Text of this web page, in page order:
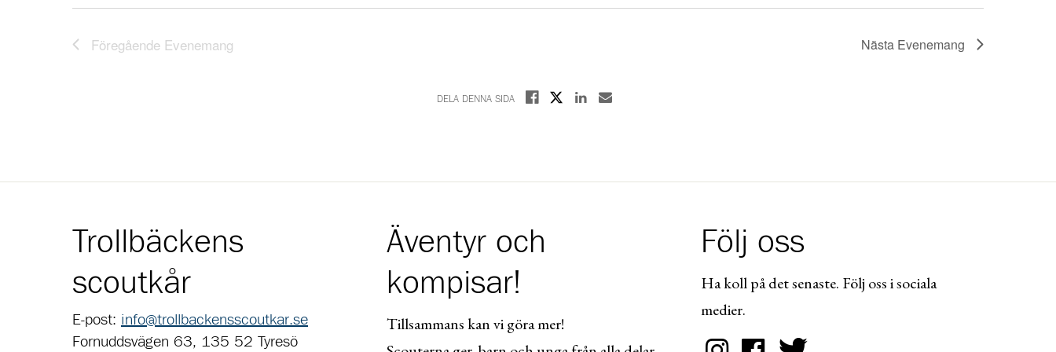
Föregående Evenemang Nästa Evenemang
DELA DENNA SIDA Dela på Facebook
Dela på XDela på Linkedin
Dela med E-post
Trollbäckens
scoutkår
E-post: info@trollbackensscoutkar.se
Fornuddsvägen 63, 135 52 Tyresö
Äventyr och
kompisar!
Tillsammans kan vi göra mer!
Följ oss
Ha koll på det senaste. Följ oss i sociala
medier.